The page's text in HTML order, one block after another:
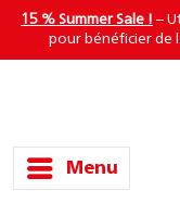
15 % Summer Sale ! –
pour bénéficier de
Menu